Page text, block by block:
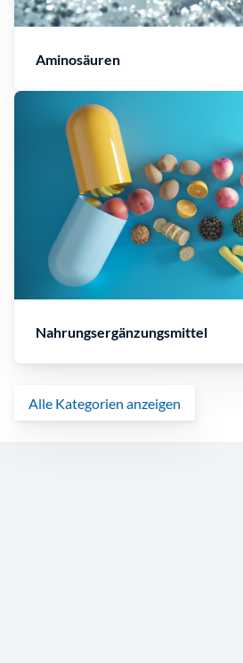
Aminosäuren
Nahrungsergänzungsmittel
Alle Kategorien anzeigen